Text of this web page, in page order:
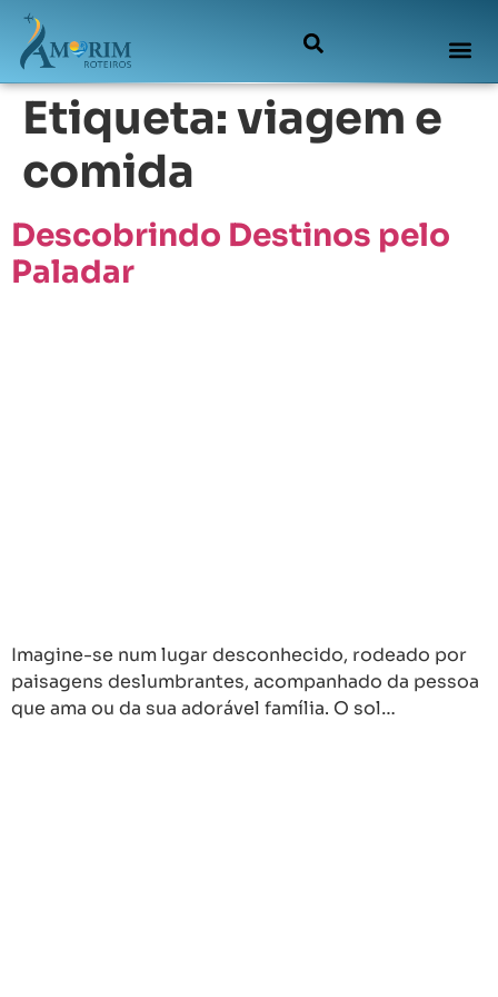
Etiqueta:viagem e
comida
Descobrindo Destinos pelo
Paladar
Imagine-se num lugar desconhecido, rodeado por
paisagens deslumbrantes, acompanhado da pessoa
que ama ou da sua adorável família. O sol…